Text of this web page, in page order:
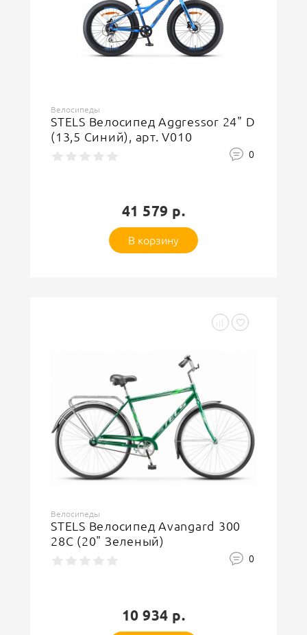
Велосипеды
STELS Велосипед Aggressor 24" D
(13,5 Синий), арт. V010
0
41 579 р.
В корзину
Велосипеды
STELS Велосипед Avangard 300
28C (20" Зеленый)
0
10 934 р.